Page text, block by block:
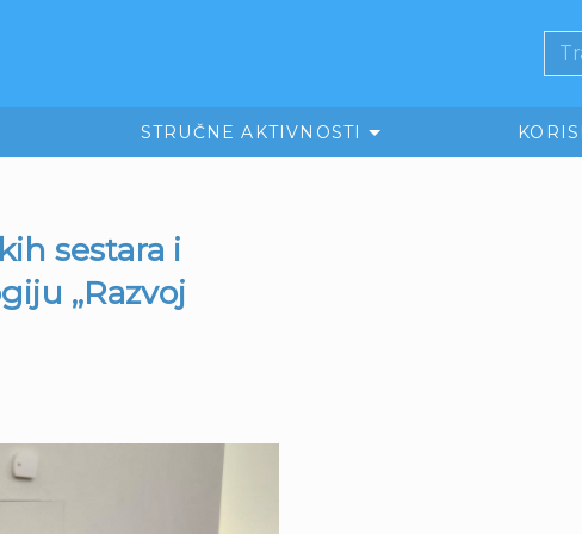
STRUČNE AKTIVNOSTI
sestara i
„Razvoj